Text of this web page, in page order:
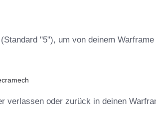
"5"), um von deinem Warframe
verlassen oder zurück in deinen